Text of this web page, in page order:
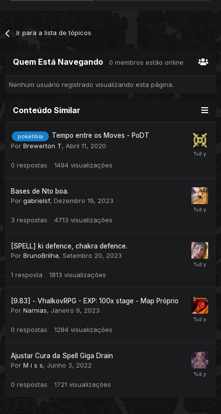
spellm.otui
Mostrar conteúdo oculto
quiser adicionar mais quadros de spells, tem que adicionar
no OTUI.
Print:
Ir para a lista de tópicos
Quem Está Navegando 0 membros estão online
Nenhum usuário registrado visualizando esta página.
Conteúdo Similar
poketibia
Tempo entre os Moves - PoDT
Por Brewerton T, Abril 11, 2020
0 respostas 1494 visualizações
Bases de Nto boa.
Por gabrielsf, Dezembro 19, 2023
3 respostas 4713 visualizações
[SPELL] ki defence, chakra defence.
Por BrunoBrilha, Setembro 20, 2023
1 resposta 1813 visualizações
[9.83] - VhalkovRPG - EXP: 100x stage - Map Próprio
Por Narnias, Janeiro 9, 2023
0 respostas 1284 visualizações
Ajustar Cura da Spell Giga Drain
Por M i s s, Junho 3, 2022
0 respostas 1721 visualizações